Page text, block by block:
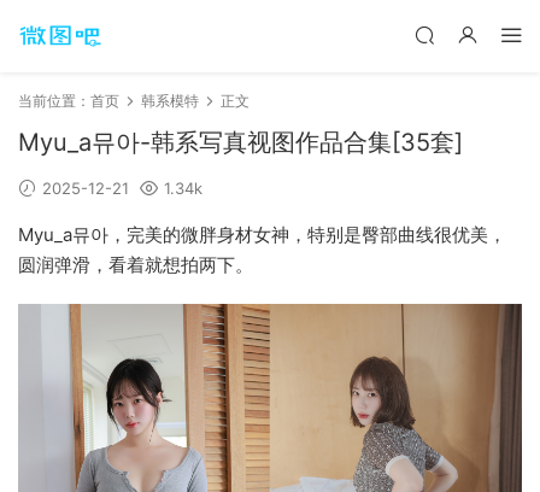
当前位置： 首页 韩系模特 正文
Myu_a뮤아-韩系写真视图作品合集[35套]
2025-12-21 1.34k
Myu_a뮤아，完美的微胖身材女神，特别是臀部曲线很优美，
圆润弹滑，看着就想拍两下。